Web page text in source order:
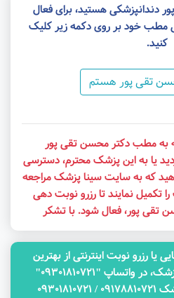
دندانپزشکی هستید، برای فعال
مطب خود بر روی دکمه زیر کلیک
کنید.
تقی پور هستم
به مطب دکتر محسن تقی پور
یا به این پزشک محترم، دسترسی
که به سایت سینا پزشک مراجعه
تکمیل نمایند تا رزرو نوبت دهی
تقی پور، فعال شود. با تشکر
یا رزرو نوبت اینترنتی از بهترین
دکتر های طرف قرارداد سینا پزشک، در واتساپ "09301810721"